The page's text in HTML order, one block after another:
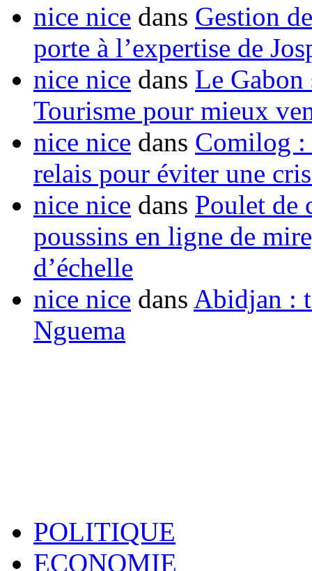
nice nice dans Gestion
porte à l’expertise de
nice nice dans Le Gabon
Tourisme pour mieux
nice nice dans Comilog :
relais pour éviter une
nice nice dans Poulet de
poussins en ligne de
d’échelle
nice nice dans Abidjan :
Nguema
POLITIQUE
ECONOMIE